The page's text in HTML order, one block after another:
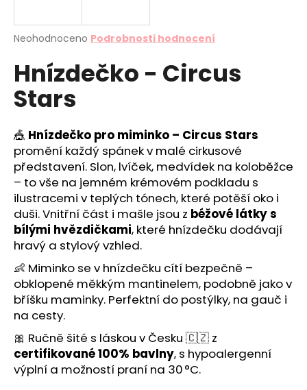
Průměrné
produktu
je
0,0
z
hvězdiček.
Neohodnoceno Podrobnosti hodnocení
Hnízdečko - Circus
Stars
🎪 Hnízdečko pro miminko – Circus Stars
promění každý spánek v malé cirkusové
představení. Slon, lvíček, medvídek na koloběžce
– to vše na jemném krémovém podkladu s
ilustracemi v teplých tónech, které potěší oko i
duši. Vnitřní část i mašle jsou z béžové látky s
bílými hvězdičkami, které hnízdečku dodávají
hravý a stylový vzhled.
👶 Miminko se v hnízdečku cítí bezpečně –
obklopené měkkým mantinelem, podobně jako v
bříšku maminky. Perfektní do postýlky, na gauč i
na cesty.
🎀 Ručně šité s láskou v Česku 🇨🇿 z
certifikované 100% bavlny, s hypoalergenní
výplní a možností praní na 30 °C.
j
t
?
HLEDAT
D
o
p
o
r
u
č
u
j
e
m